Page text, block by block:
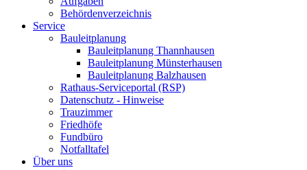
Behördenverzeichnis
Service
Bauleitplanung
Bauleitplanung Thannhausen
Bauleitplanung Münsterhausen
Bauleitplanung Balzhausen
Rathaus-Serviceportal (RSP)
Datenschutz - Hinweise
Trauzimmer
Friedhöfe
Fundbüro
Notfalltafel
Über uns